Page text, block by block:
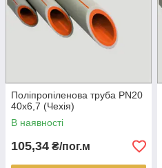
Поліпропіленова труба PN20
40х6,7 (Чехія)
В наявності
105,34 ₴/пог.м